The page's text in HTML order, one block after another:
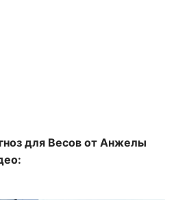
для Весов от Анжелы